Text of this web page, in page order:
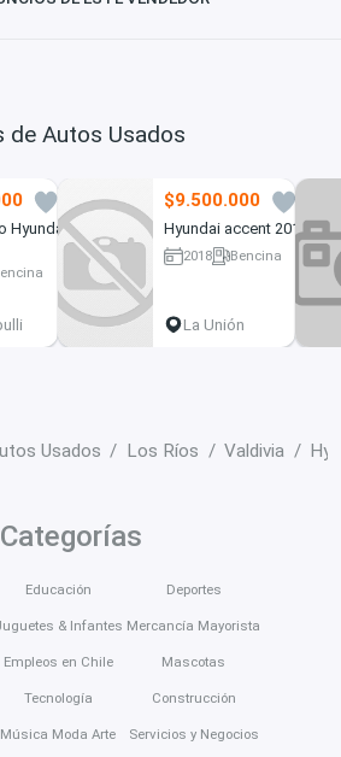
de Autos Usados
Hyundai
$9.500.000
Hyundai accent 2018
2018
Bencina
La Unión
Usados Los Ríos Valdivia
Categorías
Educación
& Infantes
Empleos en Chile
Tecnología
Música Moda Arte
Deportes
Mercancía Mayorista
Mascotas
Construcción
Servicios y Negocios